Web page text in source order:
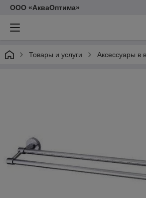
ООО «АкваОптима»
Товары и услуги Аксессуары в